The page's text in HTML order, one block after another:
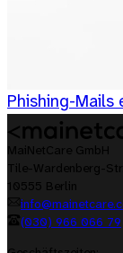
Phishing-Mails
MaiNetCare GmbH
Tile-Wardenberg-
10555 Berlin
(030) 966 066 79